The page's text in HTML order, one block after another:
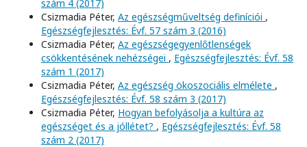
szám 4 (2017)
Csizmadia Péter, Az egészségműveltség definíciói ,
Egészségfejlesztés: Évf. 57 szám 3 (2016)
Csizmadia Péter, Az egészségegyenlőtlenségek
csökkentésének nehézségei , Egészségfejlesztés: Évf. 58
szám 1 (2017)
Csizmadia Péter, Az egészség ökoszociális elmélete ,
Egészségfejlesztés: Évf. 58 szám 3 (2017)
Csizmadia Péter, Hogyan befolyásolja a kultúra az
egészséget és a jóllétet? , Egészségfejlesztés: Évf. 58
szám 2 (2017)